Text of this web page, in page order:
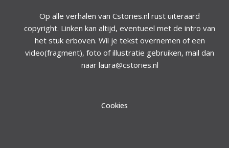
Op alle verhalen van Cstories.nl rust uiteraard
copyright. Linken kan altijd, eventueel met de intro van
het stuk erboven. Wil je tekst overnemen of een
video(fragment), foto of illustratie gebruiken, mail dan
naar laura@cstories.nl
Cookies